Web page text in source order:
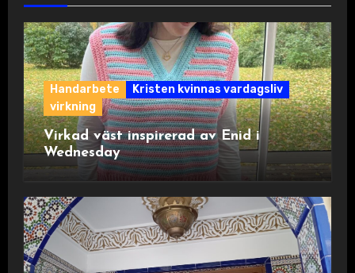
Handarbete
Kristen kvinnas vardagsliv
virkning
Virkad väst inspirerad av Enid i
Wednesday